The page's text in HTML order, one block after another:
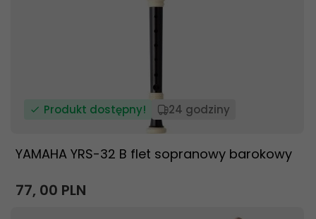
Produkt dostępny! 24 godziny
YAMAHA YRS-32 B flet sopranowy barokowy
77, 00 PLN